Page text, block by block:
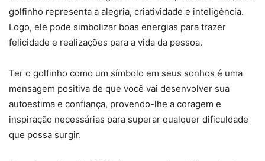
golfinho representa a alegria, criatividade e inteligência.
Logo, ele pode simbolizar boas energias para trazer
felicidade e realizações para a vida da pessoa.
Ter o golfinho como um símbolo em seus sonhos é uma
mensagem positiva de que você vai desenvolver sua
autoestima e confiança, provendo-lhe a coragem e
inspiração necessárias para superar qualquer dificuldade
que possa surgir.